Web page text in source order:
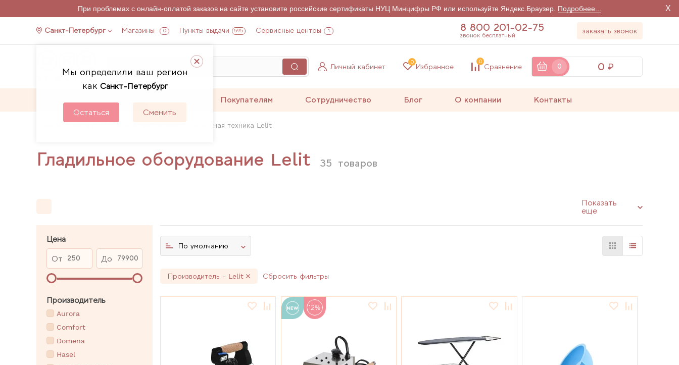
При проблемах с онлайн-оплатой заказов на сайте установите российские сертификаты НУЦ Минцифры РФ или используйте Яндекс.Браузер. Подробнее... X
Санкт-Петербург Магазины 0 Пункты выдачи 595 Сервисные центры 1
Мы определили ваш регион
как Санкт-Петербург
Остаться Сменить
8 800 201-02-75
звонок бесплатный
заказать звонок
Личный кабинет Избранное
0
Сравнение
0
0 0
Покупателям Сотрудничество Блог О компании Контакты
Каталог Гладильная техника Гладильная техника Lelit
Гладильное оборудование Lelit 35 товаров
Показать
еще
Цена
От До
Производитель
Aurora
Comfort
Domena
Hasel
По умолчанию
Производитель - Lelit Сбросить фильтры
12%